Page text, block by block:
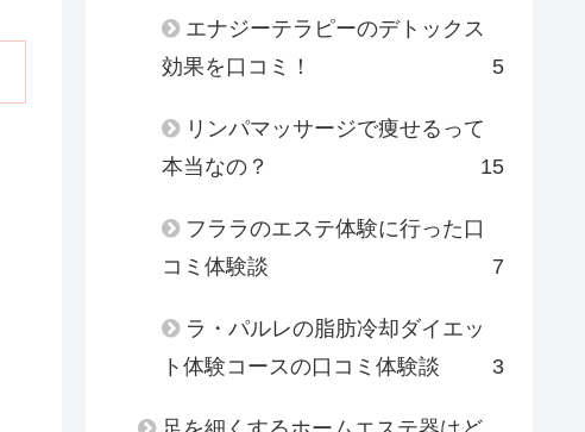
エナジーテラピーのデトックス
効果を口コミ！
5
リンパマッサージで痩せるって
本当なの？
15
フララのエステ体験に行った口
コミ体験談
7
ラ・パルレの脂肪冷却ダイエッ
ト体験コースの口コミ体験談
3